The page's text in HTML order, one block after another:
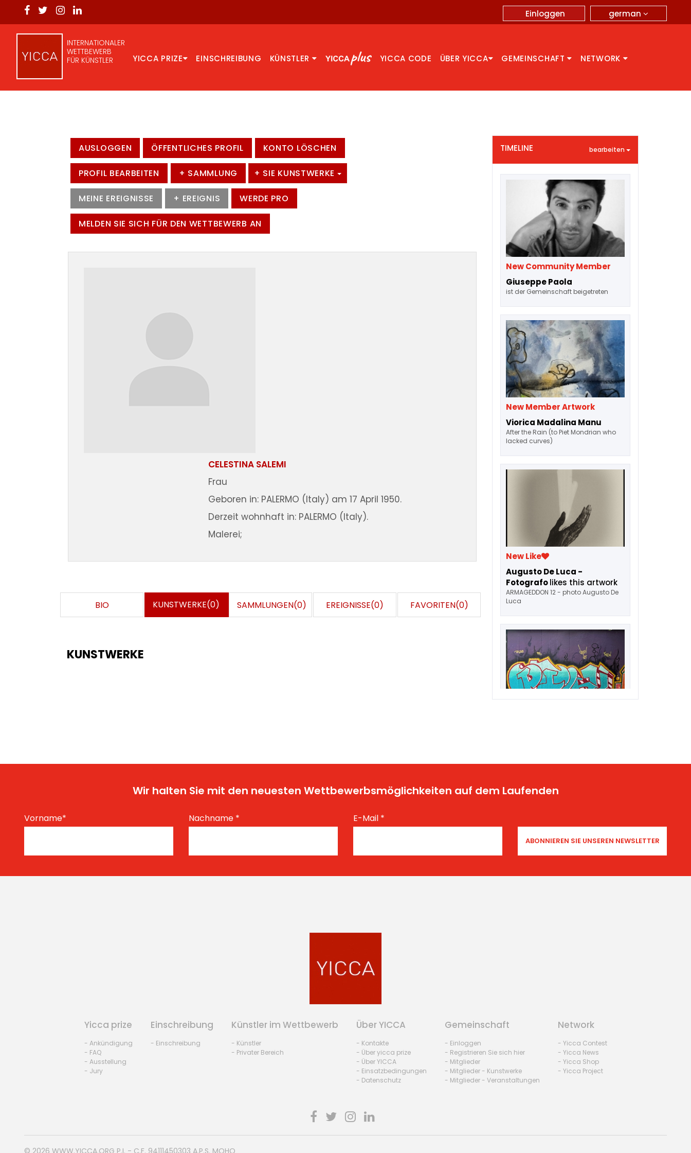
german
Einloggen
INTERNATIONALER
WETTBEWERB
FÜR KÜNSTLER
YICCA PRIZE EINSCHREIBUNG KÜNSTLER YICCA CODE ÜBER YICCA GEMEINSCHAFT NETWORK
AUSLOGGEN ÖFFENTLICHES PROFIL KONTO LÖSCHEN
PROFIL BEARBEITEN + SAMMLUNG + SIE KUNSTWERKE
MEINE EREIGNISSE + EREIGNIS WERDE PRO
MELDEN SIE SICH FÜR DEN WETTBEWERB AN
CELESTINA SALEMI
Frau
Geboren in: PALERMO (Italy) am 17 April 1950.
Derzeit wohnhaft in: PALERMO (Italy).
Malerei;
BIO KUNSTWERKE(0) SAMMLUNGEN(0) EREIGNISSE(0) FAVORITEN(0)
KUNSTWERKE
TIMELINE bearbeiten
New Community Member
Giuseppe Paola
ist der Gemeinschaft beigetreten
New Member Artwork
Viorica Madalina Manu
After the Rain (to Piet Mondrian who
lacked curves)
New Like
Augusto De Luca -
Fotografolikes this artwork
ARMAGEDDON 12 - photo Augusto De
Luca
Wir halten Sie mit den neuesten Wettbewerbsmöglichkeiten auf dem Laufenden
Vorname* Nachname * E-Mail *
Yicca prize
- Ankündigung
- FAQ
- Ausstellung
- Jury
Einschreibung
- Einschreibung
Künstler im Wettbewerb
- Künstler
- Privater Bereich
Über YICCA
- Kontakte
- Über yicca prize
- Über YICCA
- Einsatzbedingungen
- Datenschutz
Gemeinschaft
- Einloggen
- Registrieren Sie sich hier
- Mitglieder
- Mitglieder - Kunstwerke
- Mitglieder - Veranstaltungen
Network
- Yicca Contest
- Yicca News
- Yicca Shop
- Yicca Project